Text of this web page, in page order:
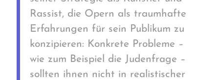
Rassist, die Opern als traumhafte
Erfahrungen für sein Publikum zu
konzipieren: Konkrete Probleme –
wie zum Beispiel die Judenfrage –
sollten ihnen nicht in realistischer